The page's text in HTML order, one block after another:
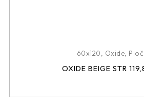
60x120, Oxide,
OXIDE BEIGE STR